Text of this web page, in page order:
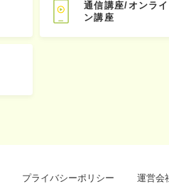
通信講座/オンライ
ン講座
プライバシーポリシー 運営会